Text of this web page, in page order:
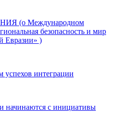
(о Международном
безопасность и мир
Евразии» )
интеграции
начинаются с инициативы